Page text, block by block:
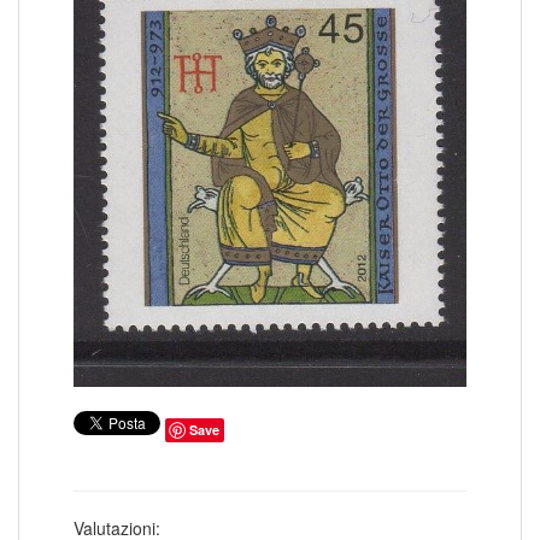
COLONIE ITALIANE ISOLE EGEO SCARPANTO 14
COLONIE ITALIANE ISOLE EGEO SIMI 19
COLONIE ITALIANE ISOLE EGEO STAMPALIA 28
COLONIE ITALIANE LA CANEA 1
COLONIE ITALIANE LIBIA 41
COLONIE ITALIANE LITTORALE SLOVENO 2
COLONIE ITALIANE LUBIANA 2
COLONIE ITALIANE MEF 1
COLONIE ITALIANE MONTENEGRO 1
COLONIE ITALIANE OCCUPAZIONE FIUME 1
COLONIE ITALIANE OLTRE GIUBA 30
COLONIE ITALIANE PECHINO 1
COLONIE ITALIANE SASENO 10
COLONIE ITALIANE SMIRNE 1
COLONIE ITALIANE SOMALIA 185
COLONIE ITALIANE TIENTSIN 1
COLONIE ITALIANE TRIPOLI DI BARBERIA 1
COLONIE ITALIANE TRIPOLITANIA 98
COLONIE ITALIANE ZARA
CORPO POLACCO 18
DUCATO DI MODENA 6
EUROPA CEPT 1958
Save
Valutazioni: